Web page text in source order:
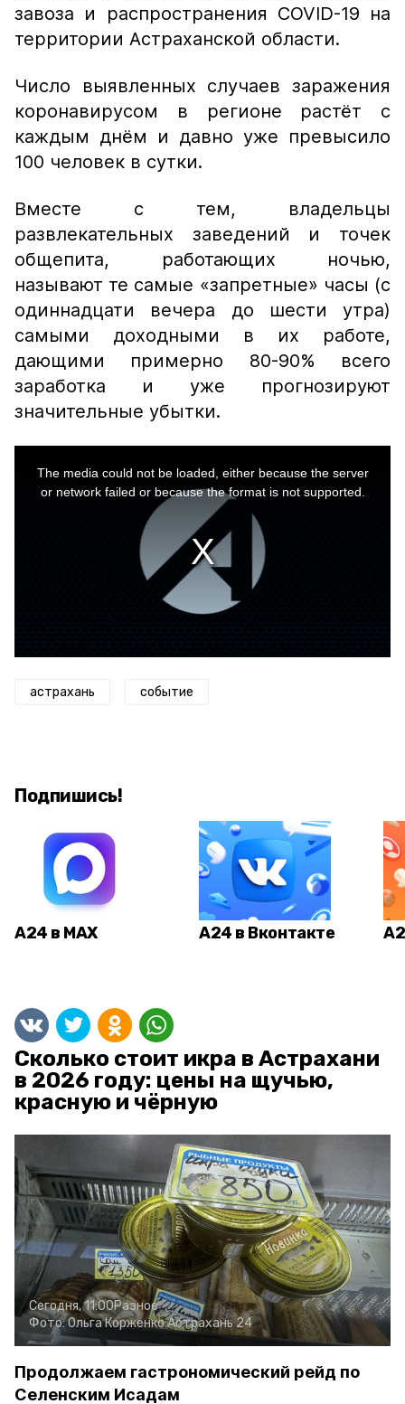
завоза и распространения COVID-19 на
территории Астраханской области.
Число выявленных случаев заражения
коронавирусом в регионе растёт с
каждым днём и давно уже превысило
100 человек в сутки.
Вместе с тем, владельцы
развлекательных заведений и точек
общепита, работающих ночью,
называют те самые «запретные» часы (с
одиннадцати вечера до шести утра)
самыми доходными в их работе,
дающими примерно 80-90% всего
заработка и уже прогнозируют
значительные убытки.
The media could not be loaded, either because the server
or network failed or because the format is not supported.
астрахань событие
Подпишись!
А24 в MAX А24 в Вконтакте
Сколько стоит икра в Астрахани
в 2026 году: цены на щучью,
красную и чёрную
Сегодня, 11:00Разное
Фото:Ольга КорженкоАстрахань 24
Продолжаем гастрономический рейд по
Селенским Исадам